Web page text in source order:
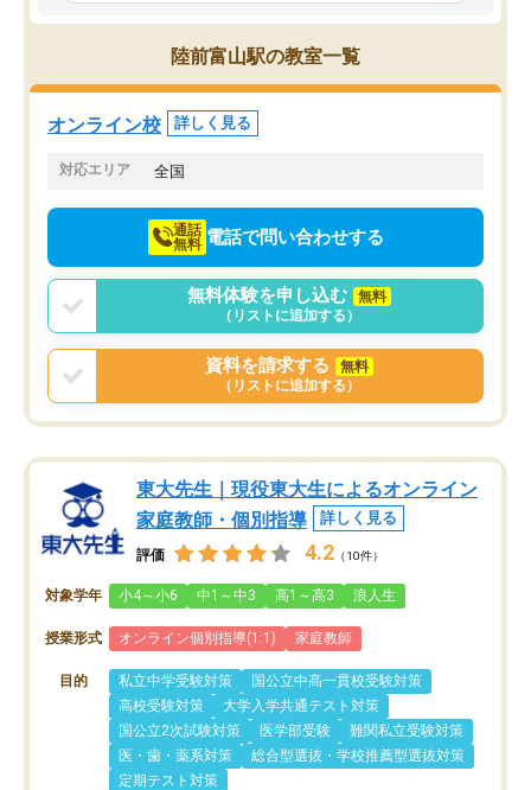
思っていました。何が今足りないのか
を的確に指導いただき、子どももびっ
くりするほど楽しんでやる気を持って
塾を受けています。狙い通り、少しず
つ成績も上がり、苦手意識も無くなっ
てきたので、さらに苦手な数学も追加
でお願いしました。来年の高校受験に
スト、多少お金がかかっ
思い切って入塾してよか
陸前富山駅の教室一覧
オンライン校 詳しく見る
対応エリア 全国
通話
無料 電話で問い合わせする
無料体験を申し込む
無料
（リストに追加する）
資料を請求する
無料
（リストに追加する）
東大先生｜現役東大生によるオンライン
家庭教師・個別指導
詳しく見る
評価 4.2 （10件）
対象学年 小4～小6 中1～中3 高1～高3 浪人生
授業形式 オンライン個別指導(1:1) 家庭教師
目的 私立中学受験対策
国公立中高一貫校受験対策
高校受験対策
大学入学共通テスト対策
国公立2次試験対策
医学部受験
難関私立受験対策
医・歯・薬系対策
総合型選抜・学校推薦型選抜対策
定期テスト対策